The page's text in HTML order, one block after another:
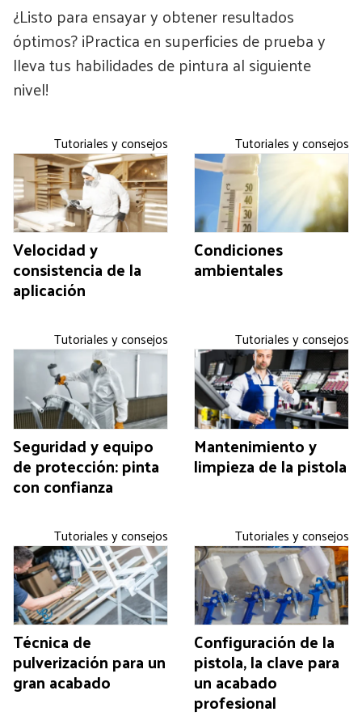
¿Listo para ensayar y obtener resultados
óptimos? ¡Practica en superficies de prueba y
lleva tus habilidades de pintura al siguiente
nivel!
Tutoriales y consejos
Velocidad y
consistencia de la
aplicación
Tutoriales y consejos
Condiciones
ambientales
Tutoriales y consejos
Seguridad y equipo
de protección: pinta
con confianza
Tutoriales y consejos
Mantenimiento y
limpieza de la pistola
Tutoriales y consejos
Técnica de
pulverización para un
gran acabado
Tutoriales y consejos
Configuración de la
pistola, la clave para
un acabado
profesional